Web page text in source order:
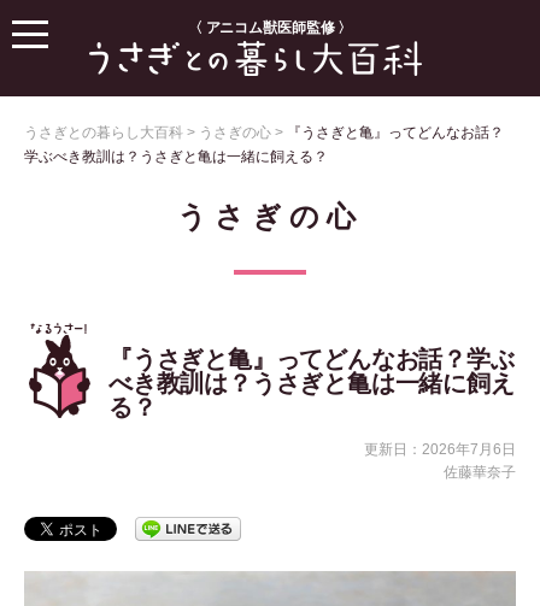
〈 アニコム獣医師監修 〉
うさぎとの暮らし大百科 > うさぎの心 >
『うさぎと亀』ってどんなお話？
学ぶべき教訓は？うさぎと亀は一緒に飼える？
うさぎの心
『うさぎと亀』ってどんなお話？学ぶ
べき教訓は？うさぎと亀は一緒に飼え
る？
更新日：2026年7月6日
佐藤華奈子